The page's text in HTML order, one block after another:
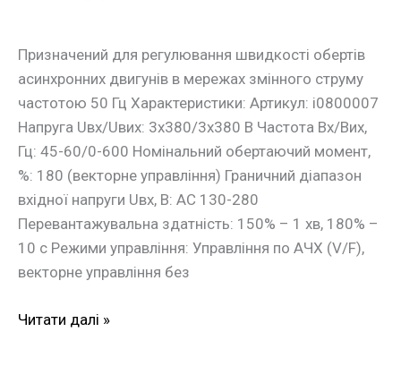
Призначений для регулювання швидкості обертів
асинхронних двигунів в мережах змінного струму
частотою 50 Гц Характеристики: Артикул: i0800007
Напруга Uвх/Uвих: 3х380/3х380 В Частота Вх/Вих,
Гц: 45-60/0-600 Номінальний обертаючий момент,
%: 180 (векторне управління) Граничний діапазон
вхідної напруги Uвх, В: АС 130-280
Перевантажувальна здатність: 150% – 1 хв, 180% –
10 с Режими управління: Управління по АЧХ (V/F),
векторне управління без
Читати далі »